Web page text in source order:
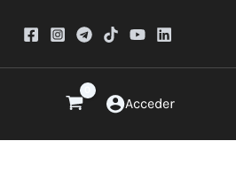
Acceder